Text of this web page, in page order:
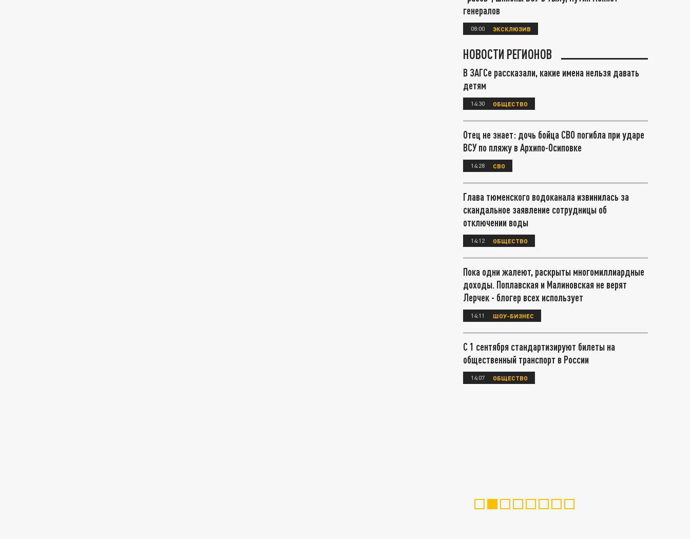
генералов
08:00 ЭКСКЛЮЗИВ
НОВОСТИ РЕГИОНОВ
В ЗАГСе рассказали, какие имена нельзя давать
детям
14:30 ОБЩЕСТВО
Отец не знает: дочь бойца СВО погибла при ударе
ВСУ по пляжу в Архипо-Осиповке
14:28 СВО
Глава тюменского водоканала извинилась за
скандальное заявление сотрудницы об
отключении воды
14:12 ОБЩЕСТВО
Пока одни жалеют, раскрыты многомиллиардные
доходы. Поплавская и Малиновская не верят
Лерчек - блогер всех использует
14:11 ШОУ-БИЗНЕС
С 1 сентября стандартизируют билеты на
общественный транспорт в России
14:07 ОБЩЕСТВО